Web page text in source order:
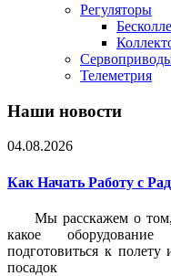
Регуляторы
Телеметрия
Наши новости
04.08.2026
Как Начать Работу с
Мы расскажем о
какое
подготовиться к
посадок